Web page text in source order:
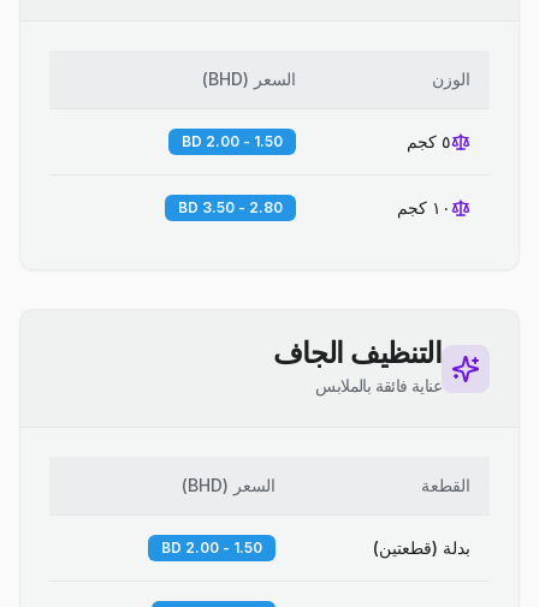
الوزن السعر (
BHD
)
٥ كجم 1.50 - 2.00 BD
١٠ كجم 2.80 - 3.50 BD
التنظيف الجاف
عناية فائقة بالملابس
القطعة السعر (
BHD
)
بدلة (قطعتين) 1.50 - 2.00 BD